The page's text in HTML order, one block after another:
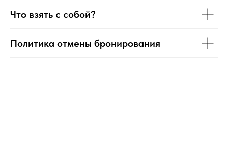
Что взять с собой?
Политика отмены бронирования